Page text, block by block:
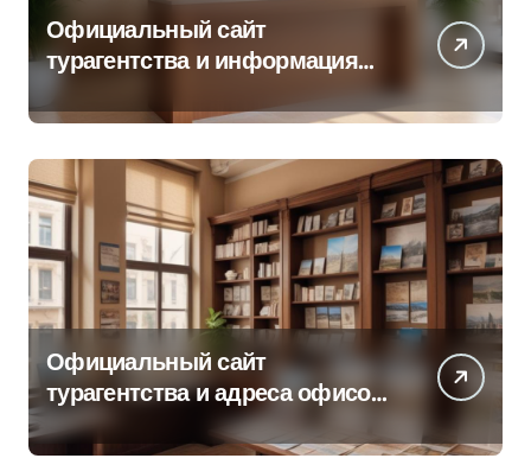
Официальный сайт
турагентства и информация
Официальный сайт
турагентства и адреса офисов
продаж по регионам